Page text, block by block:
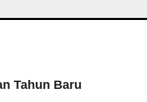
Tahun Baru